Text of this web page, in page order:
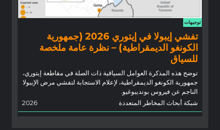
توجيهات
تفشي إيبولا في إيتوري 2026 (جمهورية
الكونغو الديمقراطية) – نظرة عامة ملخصة
للسياق
توضح هذه المذكرة العوامل السياقية ذات الصلة في مقاطعة إيتوري،
جمهورية الكونغو الديمقراطية، لإعلام الاستجابة لتفشي مرض الإيبولا
الناجم عن فيروس بونديبوغيو.
شبكة أبحاث المخاطر المتعددة
2026